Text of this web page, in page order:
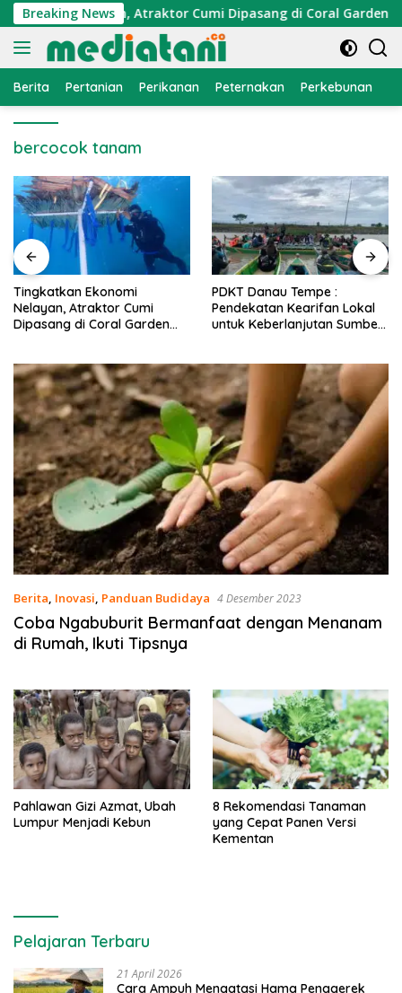
Langsung
ke
konten
Breaking News
Nelayan, Atraktor Cumi Dipasang di Coral Garden
Berita Pertanian Perikanan Peternakan Perkebunan
bercocok tanam
PDKT Danau Tempe :
Pendekatan Kearifan Lokal
untuk Keberlanjutan Sumber
Cara Mengatasi Penyakit
PMK pada Sapi Perah Secara
Alami dan Medis
Berita, Inovasi, Panduan Budidaya 4 Desember 2023
Coba Ngabuburit Bermanfaat dengan Menanam
di Rumah, Ikuti Tipsnya
Pahlawan Gizi Azmat, Ubah
Lumpur Menjadi Kebun
8 Rekomendasi Tanaman
yang Cepat Panen Versi
Kementan
Pelajaran Terbaru
21 April 2026
Cara Ampuh Mengatasi Hama Penggerek